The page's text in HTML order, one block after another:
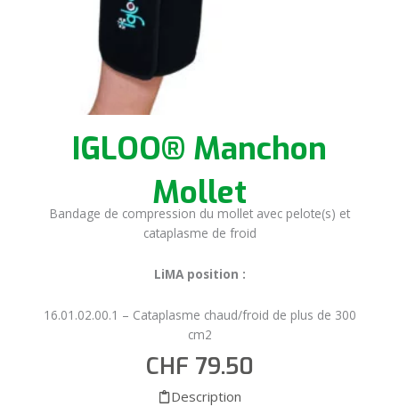
IGLOO® Manchon
Mollet
Bandage de compression du mollet avec pelote(s) et
cataplasme de froid
LiMA position :
16.01.02.00.1 – Cataplasme chaud/froid de plus de 300
cm2
CHF 79.50
Description